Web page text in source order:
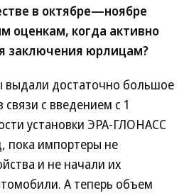
в октябре—ноябре
оценкам, когда активно
заключения юрлицам?
достаточно большое
с введением с 1
установки ЭРА-ГЛОНАСС
пока импортеры не
и не начали их
А теперь объем